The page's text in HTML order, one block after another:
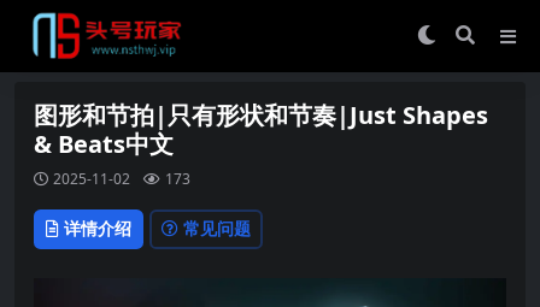
图形和节拍|只有形状和节奏|Just Shapes
& Beats中文
2025-11-02 173
详情介绍 常见问题